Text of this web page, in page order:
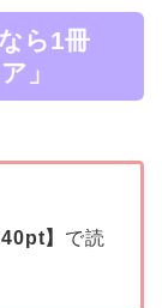
ら1冊
」
】 で読